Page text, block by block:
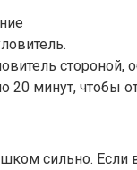
20 минут, чтобы
сильно. Если